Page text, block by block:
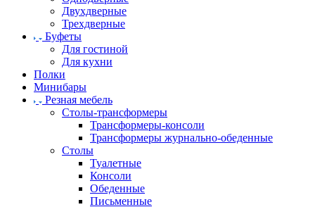
Двухдверные
Трехдверные
Буфеты
Для гостиной
Для кухни
Полки
Минибары
Резная мебель
Столы-трансформеры
Трансформеры-консоли
Трансформеры журнально-обеденные
Столы
Туалетные
Консоли
Обеденные
Письменные